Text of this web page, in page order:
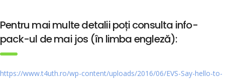
Pentru mai multe detalii poți consulta info-
pack-ul de mai jos (în limba engleză):
https://www.t4uth.ro/wp-content/uploads/2016/06/EVS-Say-hello-to-